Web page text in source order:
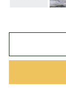
Nike
Všechny značky